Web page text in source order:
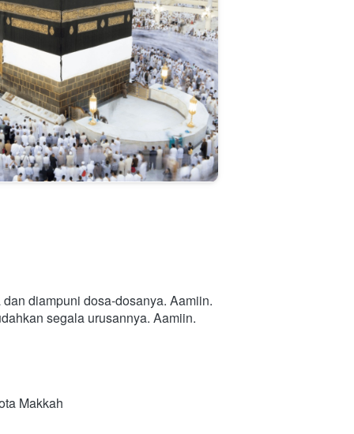
diampuni dosa-dosanya. Aamiin.
segala urusannya. Aamiin.
Makkah